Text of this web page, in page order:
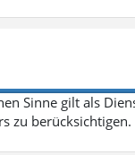
Sinne gilt als
zu berücksichtigen.